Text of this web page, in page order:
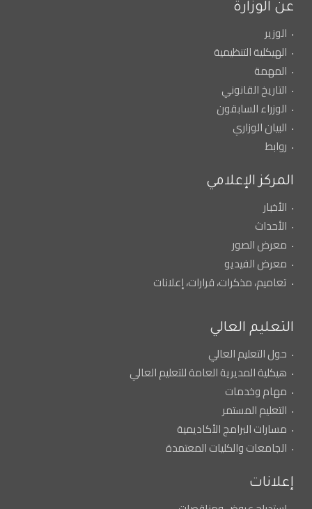
عن الوزارة
الوزير
الهيكلية التنظيمية
المهمة
التاريخ القانوني
الوزراء السابقون
البيان الوزاري
روابط
المركز الإعلامي
الأخبار
الأحداث
معرض الصور
معرض الفيديو
تعاميم، مذكرات، قرارات، إعلانات
التعليم العالي
حول التعليم العالي
هيكلية المديرية العامة للتعليم العالي
مهام وخدمات
التعليم المستمر
مسارات البرامج الأكاديمية
الجامعات والكليات المعتمدة
إعلانات